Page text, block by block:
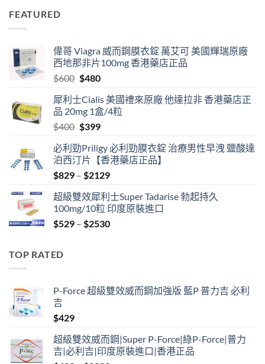
FEATURED
偉哥 Viagra 威而鋼膜衣錠 萬艾可 美國輝瑞原廠
西地那非片100mg 香港藥店正品
$600 Original
was:
$600.
$480Current
is:
$480.
犀利士Cialis 美國禮來原廠 他達拉非 香港藥店正
品 20mg 1盒/4粒
$400 Original
was:
$400.
$399Current
is:
$399.
必利勁Priligy 必利勁膜衣錠 治療男性早洩 鹽酸達
泊西汀片【香港藥店正品】
$829 – $2129Price
$829
through
$2129
超級雙效犀利士Super Tadarise 勃起持久
100mg/10粒 印度原裝進口
$529 – $2530Price
TOP RATED
P-Force 超級雙效威而鋼加強版 藍P 普力吉 必利
吉
$429
超級雙效威而鋼|Super P-Force|綠P-Force|普力
吉|必利吉|印度原裝進口|香港正品